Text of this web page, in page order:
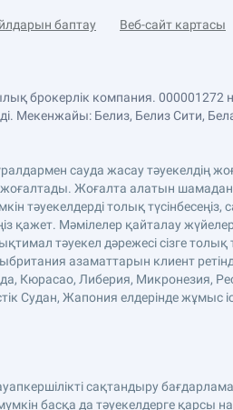
баптау Веб-сайт картасы
брокерлік компания.
Мекенжайы: Белиз, Белиз Сити,
сауда жасау тәуекелдің
Жоғалта алатын
тәуекелдерді толық
қажет. Мәмілелер қайталау
тәуекел дәрежесі сізге толық
азаматтарын клиент
Кюрасао, Либерия, Микронезия,
Жапония елдерінде жұмыс
сақтандыру
басқа да тәуекелдерге қарсы